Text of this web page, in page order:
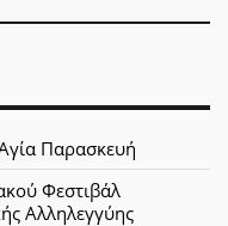
Παρασκευή
Φεστιβάλ
Αλληλεγγύης